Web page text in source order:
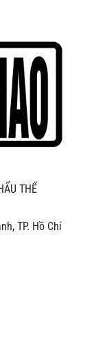
THỂ
TP. Hồ Chí